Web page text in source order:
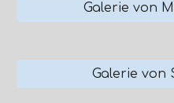
Galerie von
Galerie von